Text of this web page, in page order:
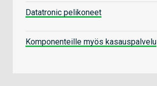
Datatronic pelikoneet
Komponenteille myös kasauspalvelu